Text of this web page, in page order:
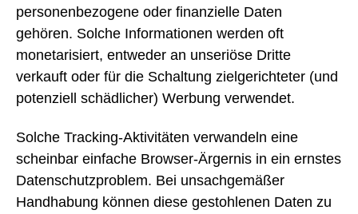
personenbezogene oder finanzielle Daten
gehören. Solche Informationen werden oft
monetarisiert, entweder an unseriöse Dritte
verkauft oder für die Schaltung zielgerichteter (und
potenziell schädlicher) Werbung verwendet.
Solche Tracking-Aktivitäten verwandeln eine
scheinbar einfache Browser-Ärgernis in ein ernstes
Datenschutzproblem. Bei unsachgemäßer
Handhabung können diese gestohlenen Daten zu